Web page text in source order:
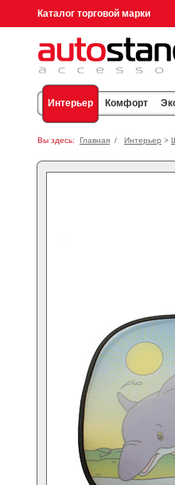
Каталог торговой марки
Интерьер Комфорт
Вы здесь: Главная / Интерьер >